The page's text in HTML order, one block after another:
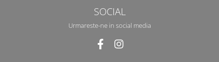
SOCIAL
Urmareste-ne in social media